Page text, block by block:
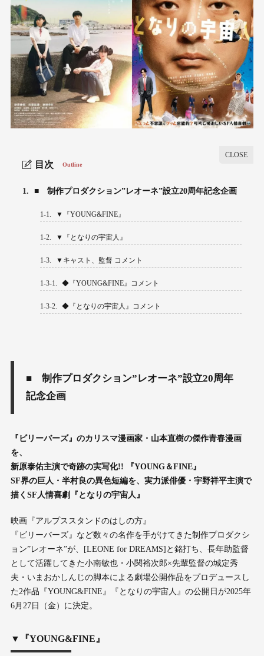
目次 Outline
1. ■ 制作プロダクション”レオーネ”設立20周年記念企画
1-1. ▼『YOUNG&FINE』
1-2. ▼『となりの宇宙人』
1-3. ▼キャスト、監督 コメント
1-3-1. ◆『YOUNG&FINE』コメント
1-3-2. ◆『となりの宇宙人』コメント
■ 制作プロダクション”レオーネ”設立20周年
記念企画
『ビリーバーズ』のカリスマ漫画家・山本直樹の傑作青春漫画
を、
新原泰佑主演で奇跡の実写化!! 『YOUNG＆FINE』
SF界の巨人・半村良の異色短編を、実力派俳優・宇野祥平主演で
描くSF人情喜劇『となりの宇宙人』
映画『アルプススタンドのはしの方』
『ビリーバーズ』など数々の名作を手がけてきた制作プロダクシ
ョン”レオーネ”が、[LEONE for DREAMS]と銘打ち、長年助監督
として活躍してきた小南敏也・小関裕次郎×先輩監督の城定秀
夫・いまおかしんじの脚本による劇場公開作品をプロデュースし
た2作品『YOUNG&FINE』『となりの宇宙人』の公開日が2025年
6月27日（金）に決定。
▼『YOUNG&FINE』